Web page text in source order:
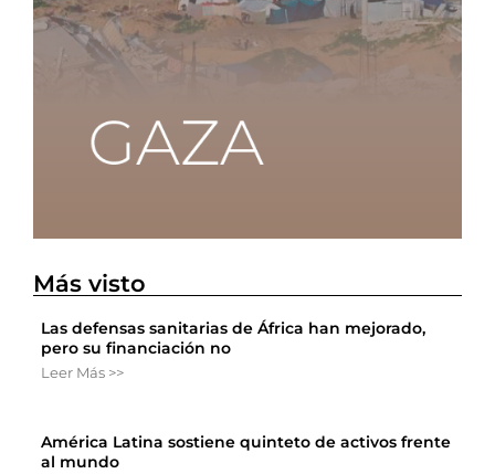
Más visto
Las defensas sanitarias de África han mejorado,
pero su financiación no
Leer Más >>
América Latina sostiene quinteto de activos frente
al mundo